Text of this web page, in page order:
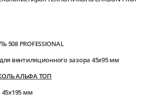
PROFESSIONAL
вентиляционного зазора 45х95 мм
АЛЬФА ТОП
мм